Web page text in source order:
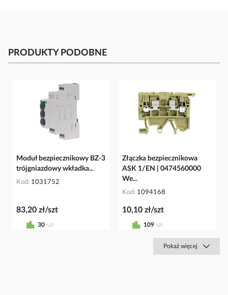
PRODUKTY PODOBNE
Moduł bezpiecznikowy BZ-3
trójgniazdowy wkładka...
Kod 1031752
83,20 zł/szt
30 szt
Złączka bezpiecznikowa
ASK 1/EN | 0474560000
We...
Kod 1094168
10,10 zł/szt
109 szt
Pokaż więcej